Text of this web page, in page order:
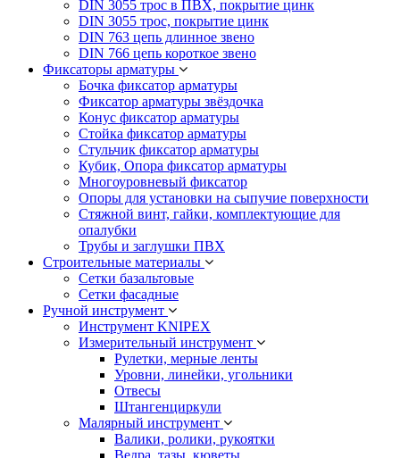
DIN 3055 трос в ПВХ, покрытие цинк
DIN 3055 трос, покрытие цинк
DIN 763 цепь длинное звено
DIN 766 цепь короткое звено
Фиксаторы арматуры
Бочка фиксатор арматуры
Фиксатор арматуры звёздочка
Конус фиксатор арматуры
Стойка фиксатор арматуры
Стульчик фиксатор арматуры
Кубик, Опора фиксатор арматуры
Многоуровневый фиксатор
Опоры для установки на сыпучие поверхности
Стяжной винт, гайки, комплектующие для
опалубки
Трубы и заглушки ПВХ
Строительные материалы
Сетки базальтовые
Сетки фасадные
Ручной инструмент
Инструмент KNIPEX
Измерительный инструмент
Рулетки, мерные ленты
Уровни, линейки, угольники
Отвесы
Штангенциркули
Малярный инструмент
Валики, ролики, рукоятки